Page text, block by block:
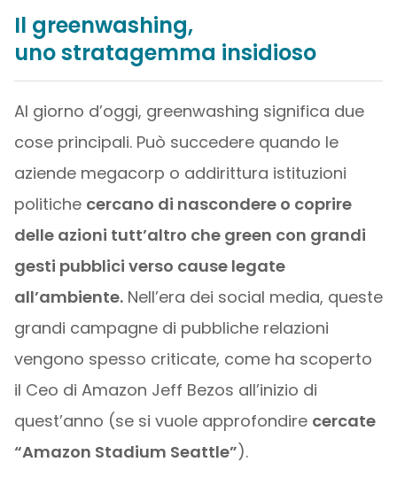
Il greenwashing,
uno stratagemma insidioso
Al giorno d’oggi, greenwashing significa due
cose principali. Può succedere quando le
aziende megacorp o addirittura istituzioni
politiche cercano di nascondere o coprire
delle azioni tutt’altro che green con grandi
gesti pubblici verso cause legate
all’ambiente.Nell’era dei social media, queste
grandi campagne di pubbliche relazioni
vengono spesso criticate, come ha scoperto
il Ceo di Amazon Jeff Bezos all’inizio di
quest’anno (se si vuole approfondire cercate
“Amazon Stadium Seattle”).